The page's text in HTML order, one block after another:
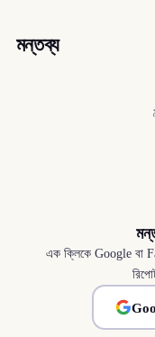
মন্তব্য
এক ক্লিকে Google বা